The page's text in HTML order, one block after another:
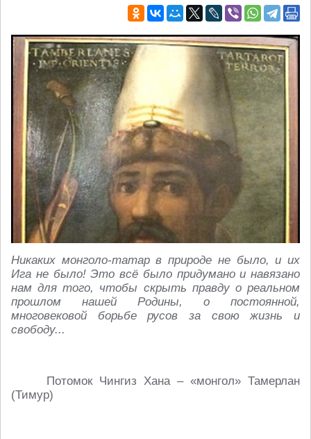
Никаких монголо-татар в природе не было, и их
Ига не было! Это всё было придумано и навязано
нам для того, чтобы скрыть правду о реальном
прошлом нашей Родины, о постоянной,
многовековой борьбе русов за свою жизнь и
свободу...
Потомок Чингиз Хана – «монгол» Тамерлан
(Тимур)